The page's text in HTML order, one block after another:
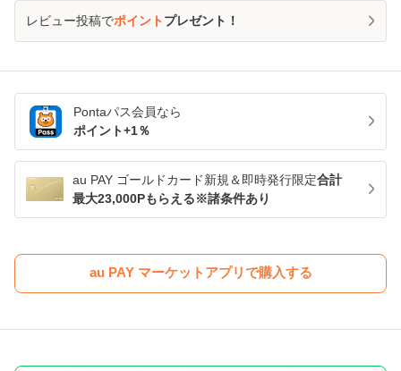
レビュー投稿でポイントプレゼント！
Pontaパス会員なら
ポイント+1％
au PAY ゴールドカード新規＆即時発行限定合計
最大23,000Pもらえる※諸条件あり
au PAY マーケットアプリで購入する